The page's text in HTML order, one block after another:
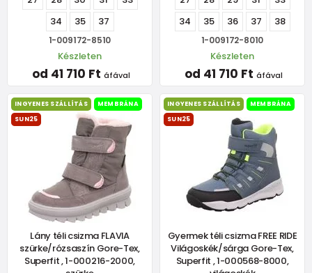
34
35 37
1-009172-8510
Készleten
od 41 710 Ft áfával
34
35 36 37 38
1-009172-8010
Készleten
od 41 710 Ft áfával
INGYENES SZÁLLÍTÁS
MEMBRÁNA
SUN25
Lány téli csizma FLAVIA
szürke/rózsaszín Gore-Tex,
Superfit , 1-000216-2000,
INGYENES SZÁLLÍTÁS
MEMBRÁNA
SUN25
Gyermek téli csizma FREE RIDE
Világoskék/sárga Gore-Tex,
Superfit , 1-000568-8000,